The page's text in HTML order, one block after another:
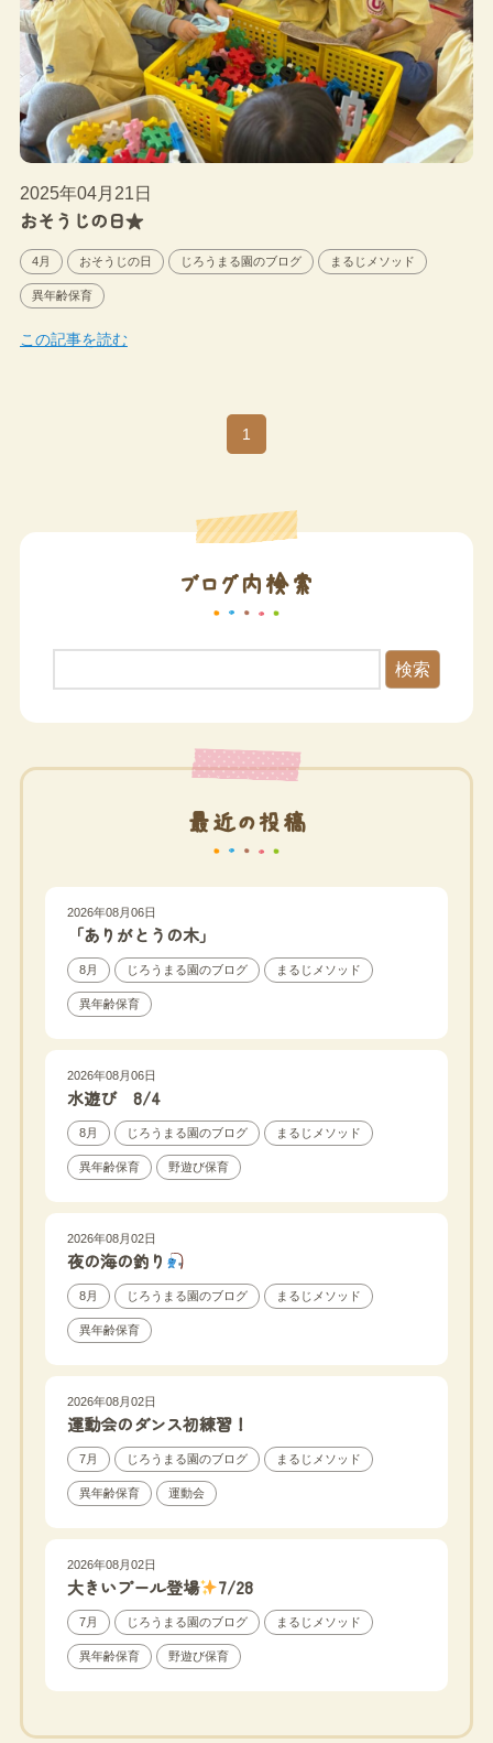
2025年04月21日
おそうじの日★
4月 おそうじの日 じろうまる園のブログ まるじメソッド
異年齢保育
この記事を読む
1
ブログ内検索
検索
最近の投稿
2026年08月06日
「ありがとうの木」
8月 じろうまる園のブログ まるじメソッド
異年齢保育
2026年08月06日
水遊び 8/4
8月 じろうまる園のブログ まるじメソッド
異年齢保育 野遊び保育
2026年08月02日
夜の海の釣り
8月 じろうまる園のブログ まるじメソッド
異年齢保育
2026年08月02日
運動会のダンス初練習！
7月 じろうまる園のブログ まるじメソッド
異年齢保育 運動会
2026年08月02日
大きいプール登場 7/28
7月 じろうまる園のブログ まるじメソッド
異年齢保育 野遊び保育